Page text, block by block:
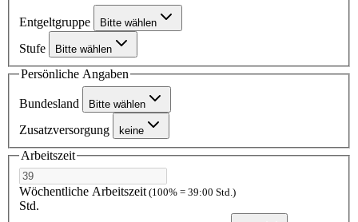
Entgeltgruppe Bitte wählen
Stufe Bitte wählen
Persönliche Angaben
Bundesland Bitte wählen
Zusatzversorgung keine
Arbeitszeit
Wöchentliche Arbeitszeit (100% = 39:00 Std.)
Std.